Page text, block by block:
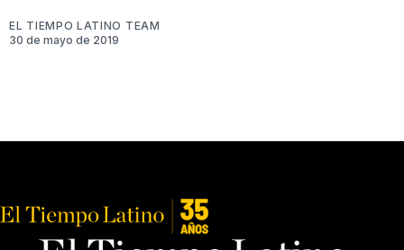
EL TIEMPO LATINO TEAM
30 de mayo de 2019